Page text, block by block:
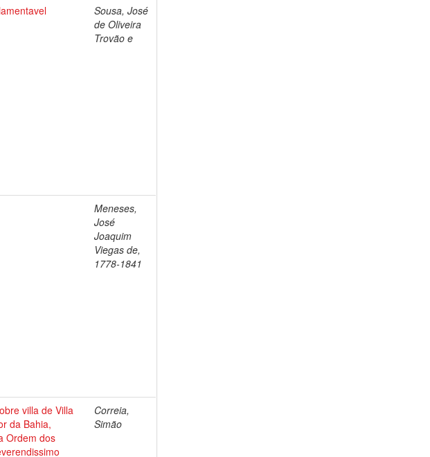
Sousa, José
de Oliveira
Trovão e
Meneses,
José
Joaquim
Viegas de,
1778-1841
villa de Villa
da Bahia,
Ordem dos
Correia,
Simão